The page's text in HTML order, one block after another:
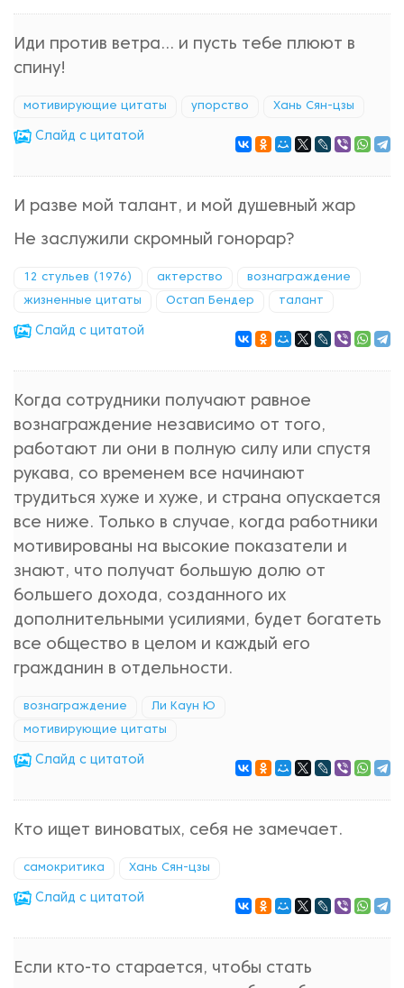
Иди против ветра... и пусть тебе плюют в
спину!
мотивирующие цитаты упорство Хань Сян-цзы
Cлайд с цитатой
И разве мой талант, и мой душевный жар
Не заслужили скромный гонорар?
12 стульев (1976) актерство вознаграждение
жизненные цитаты Остап Бендер талант
Cлайд с цитатой
Когда сотрудники получают равное
вознаграждение независимо от того,
работают ли они в полную силу или спустя
рукава, со временем все начинают
трудиться хуже и хуже, и страна опускается
все ниже. Только в случае, когда работники
мотивированы на высокие показатели и
знают, что получат большую долю от
большего дохода, созданного их
дополнительными усилиями, будет богатеть
все общество в целом и каждый его
гражданин в отдельности.
вознаграждение Ли Каун Ю
мотивирующие цитаты
Cлайд с цитатой
Кто ищет виноватых, себя не замечает.
самокритика Хань Сян-цзы
Cлайд с цитатой
Если кто-то старается, чтобы стать